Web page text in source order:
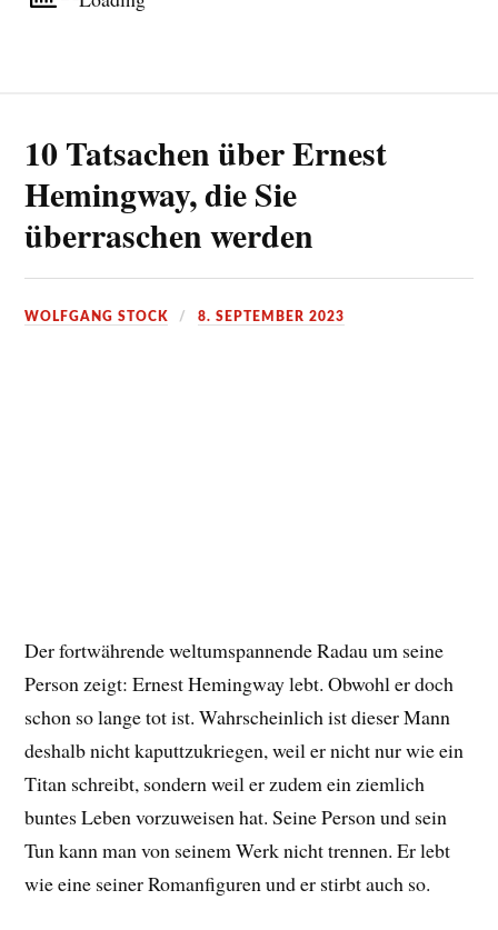
10 Tatsachen über Ernest
Hemingway, die Sie
überraschen werden
WOLFGANG STOCK 8. SEPTEMBER 2023
Der fortwährende weltumspannende Radau um seine
Person zeigt: Ernest Hemingway lebt. Obwohl er doch
schon so lange tot ist. Wahrscheinlich ist dieser Mann
deshalb nicht kaputtzukriegen, weil er nicht nur wie ein
Titan schreibt, sondern weil er zudem ein ziemlich
buntes Leben vorzuweisen hat. Seine Person und sein
Tun kann man von seinem Werk nicht trennen. Er lebt
wie eine seiner Romanfiguren und er stirbt auch so.